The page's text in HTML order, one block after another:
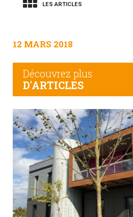
LES ARTICLES
12 MARS 2018
Découvrez plus
D'ARTICLES